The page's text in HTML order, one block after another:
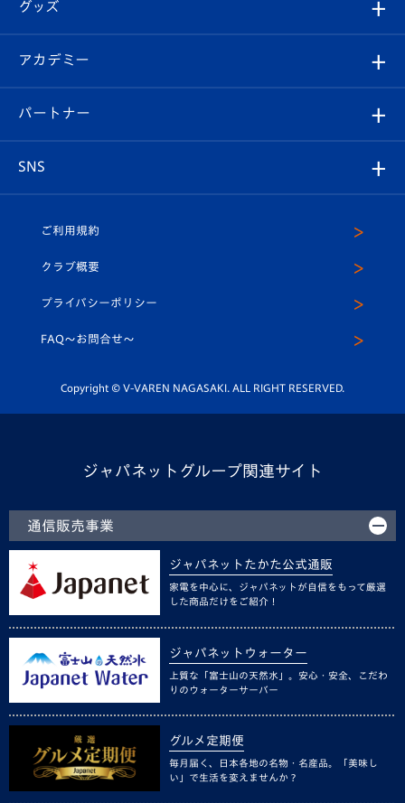
チケット
イベント
メディア
ホームタウン
スタッフプロフィール
マスコット紹介
平和祈念活動
ホームタウン活動
Revive Team
ヴィヴィくんの長崎おもてなしガイド
フォトギャラリー
スタジアムグルメ
V-LOVERS（ファンクラブ）
プレイヤーズスイート
グッズ
オンラインショップ
店舗情報
アカデミー
育成からのお知らせ
U-18
スクール
パートナー
SNS
ヴィヴィくんインスタグラム
公式LINE＠
ご利用規約
クラブ概要
プライバシーポリシー
FAQ〜お問合せ〜
Copyright © V-VAREN NAGASAKI. ALL RIGHT RESERVED.
ジャパネットグループ関連サイト
通信販売事業
ジャパネットたかた公式通販
家電を中心に、ジャパネットが自信をもって厳選
した商品だけをご紹介！
ジャパネットウォーター
上質な「富士山の天然水」。安心・安全、こだわ
りのウォーターサーバー
グルメ定期便
毎月届く、日本各地の名物・名産品。「美味し
い」で生活を変えませんか？